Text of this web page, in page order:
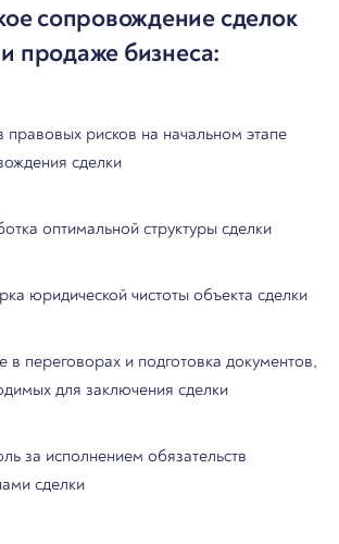
сопровождение сделок
продаже бизнеса:
правовых рисков на начальном этапе
сделки
оптимальной структуры сделки
юридической чистоты объекта сделки
в переговорах и подготовка документов,
для заключения сделки
за исполнением обязательств
сделки